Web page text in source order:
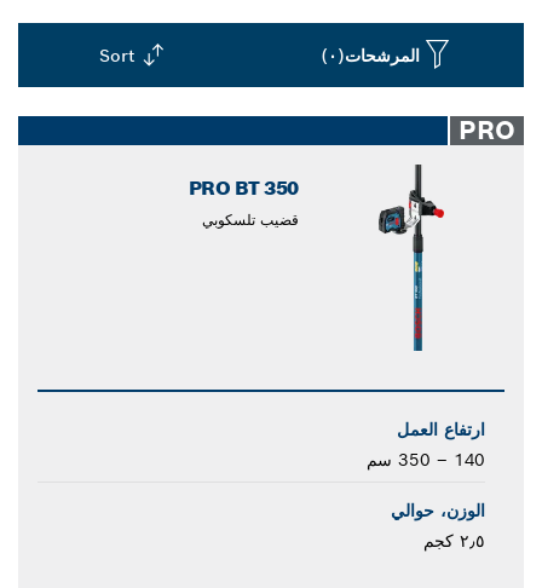
المرشحات(٠) Sort
closed
PRO
PRO BT 350
قضيب تلسكوبي
ارتفاع العمل
140 – 350 سم
الوزن، حوالي
٢٫٥ كجم